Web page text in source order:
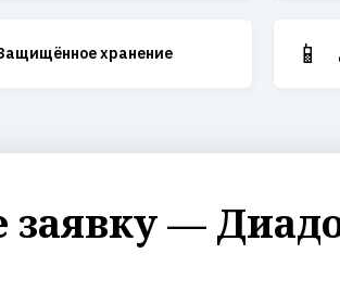
хранение 📱
заявку —